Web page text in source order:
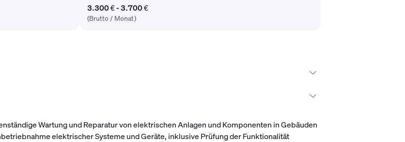
3.300 € - 3.700 €
(Brutto / Monat)
Wartung und Reparatur von elektrischen Anlagen und Komponenten in Gebäuden
elektrischer Systeme und Geräte, inklusive Prüfung der Funktionalität